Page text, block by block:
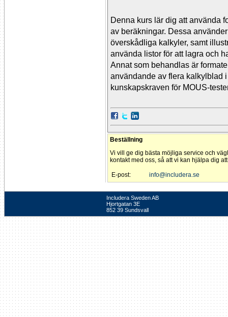
Denna kurs lär dig att använda
av beräkningar. Dessa
överskådliga kalkyler, samt
använda listor för att lagra och
Annat som behandlas är
användande av flera kalkylblad
kunskapskraven för MOUS-
Beställning
Vi vill ge dig bästa möjliga service och
kontakt med oss, så att vi kan hjälpa dig
E-post: info@includera.se
Includera Sweden AB
Hjortgatan 3E
852 39 Sundsvall